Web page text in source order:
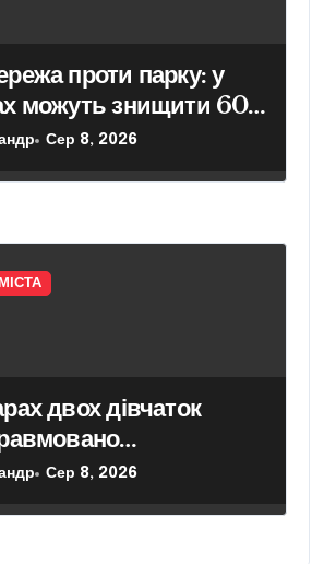
проти парку: у
можуть знищити 600
Сер 8, 2026
двох дівчаток
струмом
Сер 8, 2026